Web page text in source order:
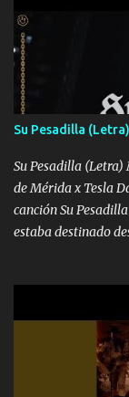
corriente no
A veces me pongo
con la mirada
me fajó una Glock
traigo El chiste es
yo tengo el control
malcriado un
las risas las que
Su Pesadilla
Su Pesadilla
de Mérida x Tesla
canción Su
estaba destinado
algunas que no lo
Soy yo la octava
cien Y por más
más brilla, lo ves